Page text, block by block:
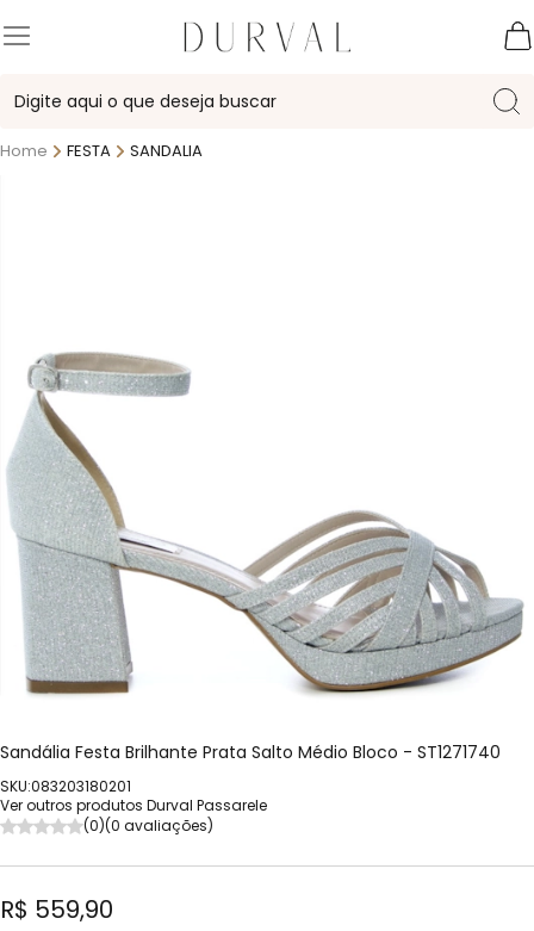
Home FESTA SANDALIA
Sandália Festa Brilhante Prata Salto Médio Bloco - ST1271740
SKU:083203180201
Ver outros produtos Durval Passarele
(0)(0 avaliações)
R$ 559,90